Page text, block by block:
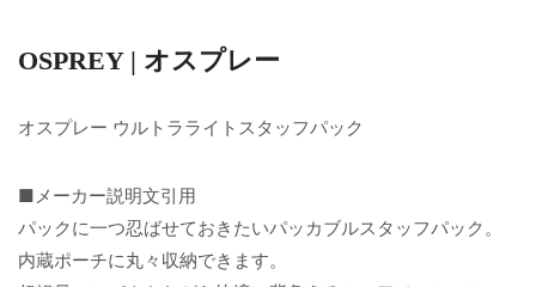
OSPREY | オスプレー
オスプレー ウルトラライトスタッフパック
■メーカー説明文引用
パックに一つ忍ばせておきたいパッカブルスタッフパック。
内蔵ポーチに丸々収納できます。